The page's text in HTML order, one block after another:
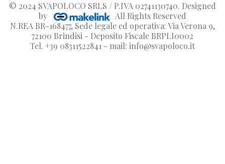
© 2024 SVAPOLOCO SRLS / P.IVA 02741130740. Designed
by
All Rights Reserved
N.REA BR-168477, Sede legale ed operativa: Via Verona 9,
72100 Brindisi - Deposito Fiscale BRPLI0002
Tel. +39 08311522841 - mail: info@svapoloco.it